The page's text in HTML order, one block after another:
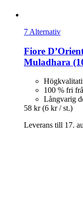
7 Alternativ
Fiore
Muladhara
100 % fri
Långvarig
58 kr (6 kr / st.)
Leverans till 17.